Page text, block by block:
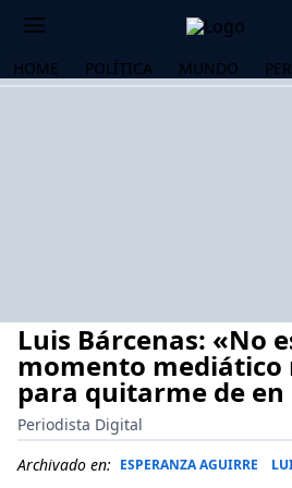
HOME POLÍTICA MUNDO
Luis Bárcenas: «No
momento mediático
para quitarme de en
Periodista Digital
Archivado en: ESPERANZA AGUIRRE